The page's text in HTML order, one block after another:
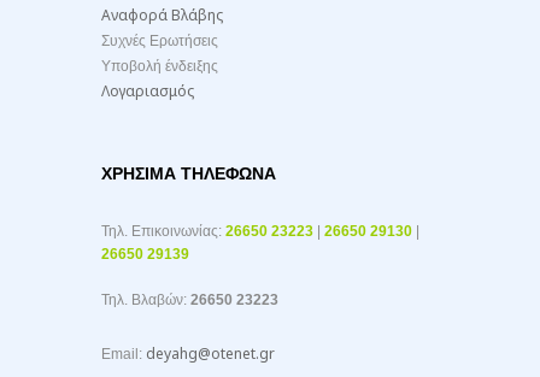
Αναφορά Βλάβης
Συχνές Ερωτήσεις
Υποβολή ένδειξης
Λογαριασμός
ΧΡΉΣΙΜΑ ΤΗΛΈΦΩΝΑ
Τηλ. Επικοινωνίας: 26650 23223 26650 29130
26650 29139
Τηλ. Βλαβών: 26650 23223
Email: deyahg@otenet.gr